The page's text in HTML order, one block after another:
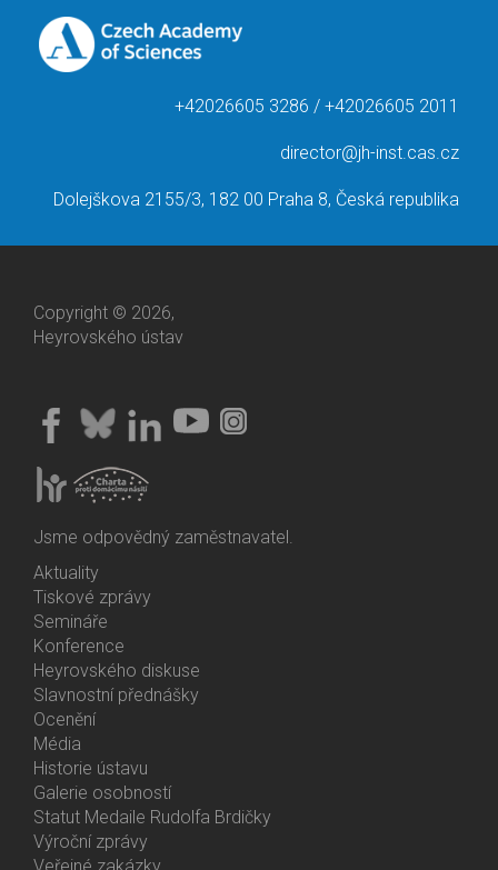
+42026605 3286 / +42026605 2011
director@jh-inst.cas.cz
Dolejškova 2155/3, 182 00 Praha 8, Česká republika
Copyright © 2026,
Heyrovského ústav
Jsme odpovědný zaměstnavatel.
Bottom
Menu
Activities
Aktuality
Tiskové zprávy
Semináře
Konference
Heyrovského diskuse
Slavnostní přednášky
Ocenění
Média
Historie ústavu
Galerie osobností
Statut Medaile Rudolfa Brdičky
Bottom
Výroční zprávy